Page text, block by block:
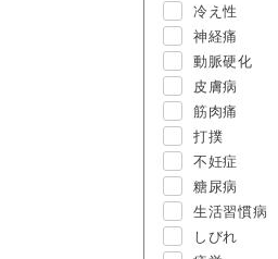
冷え性
神経痛
動脈硬化
皮膚病
筋肉痛
打撲
不妊症
糖尿病
生活習慣病
しびれ